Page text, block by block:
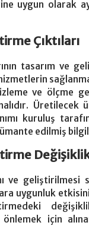
uygun olarak
Çıktıları
tasarım ve
ve ölçme
Üretilecek
kuruluş
edilmiş
ve geliştirilmesi
uygunluk
için